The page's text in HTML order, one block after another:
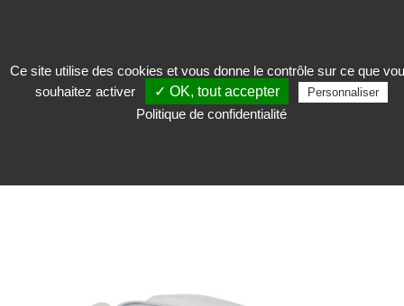
Boites de conservation et conditionnement
Ce site utilise des cookies et vous donne le contrôle sur ce que
souhaitez activer
✓ OK, tout accepter Personnaliser
Politique de confidentialité